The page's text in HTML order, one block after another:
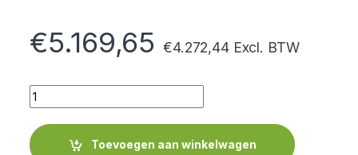
€5.169,65 €4.272,44Excl. BTW
Quantity
Toevoegen aan winkelwagen